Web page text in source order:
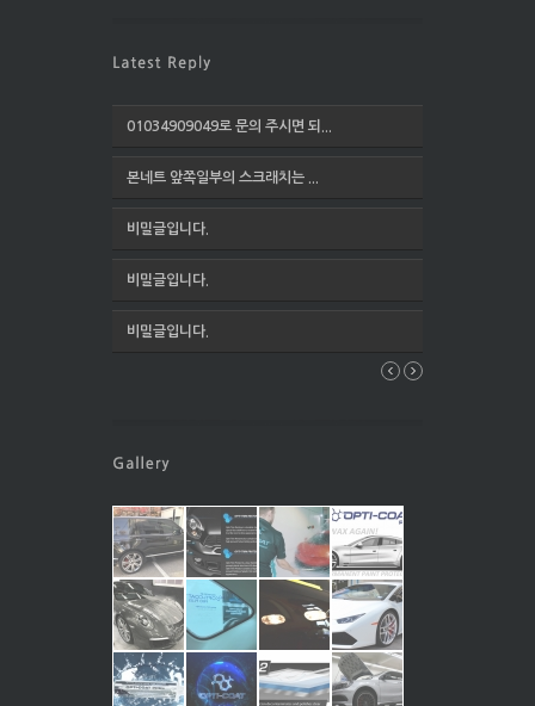
01034909049로 문의 주시면 되...
본네트 앞쪽일부의 스크래치는 ...
비밀글입니다.
비밀글입니다.
비밀글입니다.